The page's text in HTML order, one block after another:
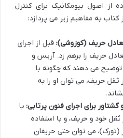
از اصول بیومکانیک برای کنترل
به مفاهیم زیر می پردازد:
حریف (کوزوشی): قبل از اجرای
حریف را برهم زد. آریس و
می دهند که چگونه با
ثقل حریف، می توان او را به
گشتاور برای اجرای فنون پرتابی: با
ثقل خود و حریف، و با استفاده
(تورک)، می توان حتی حریفان